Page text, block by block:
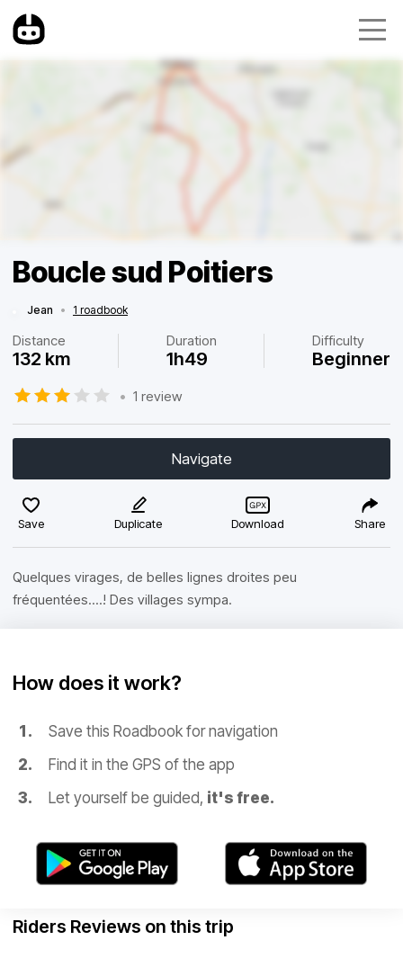
Boucle sud Poitiers
Jean • 1 roadbook
Distance
132 km
Duration
1h49
Difficulty
Beginner
• 1 review
Navigate
Save Duplicate Download Share
Quelques virages, de belles lignes droites peu
fréquentées....! Des villages sympa.
How does it work?
Save this Roadbook for navigation
Find it in the GPS of the app
Let yourself be guided, it's free.
Riders Reviews on this trip